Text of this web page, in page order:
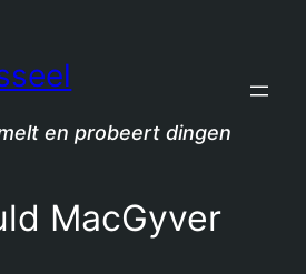
en probeert dingen
MacGyver